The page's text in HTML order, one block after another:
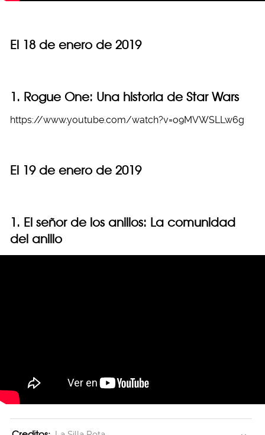
El 18 de enero de 2019
1. Rogue One: Una historia de Star Wars
https://www.youtube.com/watch?v=o9MVWSLLw6g
El 19 de enero de 2019
1. El señor de los anillos: La comunidad
del anillo